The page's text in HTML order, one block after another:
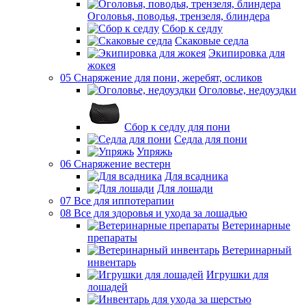
Оголовья, поводья, трензеля, блиндера
Сбор к седлу
Скаковые седла
Экипировка для
жокея
05 Снаряжение для пони, жеребят, осликов
Оголовье, недоуздки
Сбор к седлу для пони
Седла для пони
Упряжь
06 Снаряжение вестерн
Для всадника
Для лошади
07 Все для иппотерапии
08 Все для здоровья и ухода за лошадью
Ветеринарные
препараты
Ветеринарный
инвентарь
Игрушки для
лошадей